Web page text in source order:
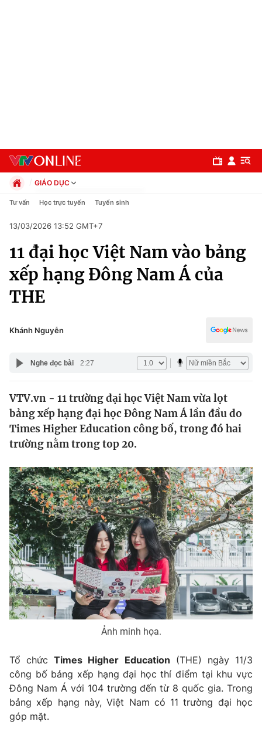
Chuyên mục
Chính trị
Xã hội
Pháp luật
Y tế
Thế giới
Tin tức
Thế giới đó đây
Câu chuyện quốc tế
Kinh tế
Thị trường
Góc doanh nghiệp
Dữ liệu và đời sống
Truyền hình
Phim VTV
Hậu trường
Nhân vật
Khán giả
Giải sao mai
Giải trí
Điện ảnh
Âm nhạc
Sao
Đời sống
Du lịch
Làm đẹp
Giáo dục
Học trực tuyến
Hitech Công nghệ tương lai
Sản phẩm
Thị trường
Giao lưu trực tuyến
Lịch phát sóng
GIÁO DỤC
Chính trị
Pháp luật
Kinh tế
Thể thao
Truyền hình
Văn hóa - Giải trí
Công nghệ
Tư vấn Học trực tuyến Tuyển sinh
13/03/2026 13:52 GMT+7
11 đại học Việt Nam vào bảng
xếp hạng Đông Nam Á của
THE
Khánh Nguyễn
Nghe đọc bài 2:27
VTV.vn - 11 trường đại học Việt Nam vừa lọt
bảng xếp hạng đại học Đông Nam Á lần đầu do
Times Higher Education công bố, trong đó hai
trường nằm trong top 20.
Ảnh minh họa.
Tổ chứcTimes Higher Education (THE) ngày 11/3
công bố bảng xếp hạng đại học thí điểm tại khu vực
Đông Nam Á với 104 trường đến từ 8 quốc gia. Trong
bảng xếp hạng này, Việt Nam có 11 trường đại học
góp mặt.